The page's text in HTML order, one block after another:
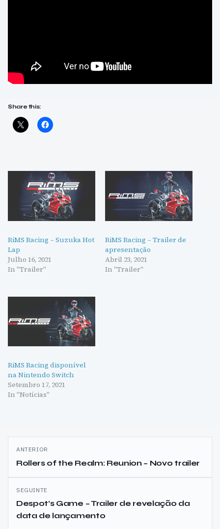
Share this:
RiMS Racing – Suzuka Hot
Lap
Julho 16, 2021
In "Trailer"
RiMS Racing – Trailer de
apresentação
Abril 23, 2021
In "Trailer"
RiMS Racing disponível
na Nintendo Switch
Setembro 17, 2021
In "Notícias"
Navegação
de
artigos
ANTERIOR
Rollers of the Realm: Reunion – Novo trailer
SEGUINTE
Despot’s Game – Trailer de revelação da
data de lançamento